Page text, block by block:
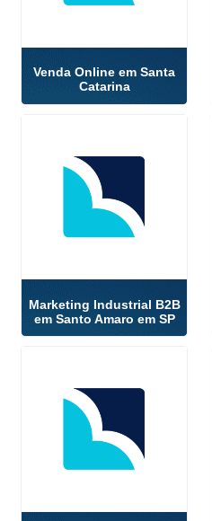
Venda Online em Santa
Catarina
Marketing Industrial B2B
em Santo Amaro em SP